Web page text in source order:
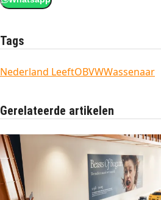
Tags
Nederland LeeftOBVWWassenaar
Gerelateerde artikelen